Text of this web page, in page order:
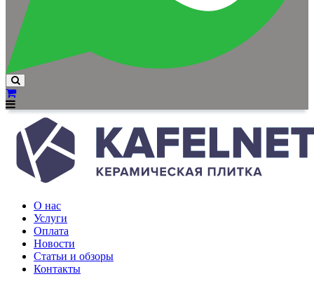
О нас
Услуги
Оплата
Новости
Статьи и обзоры
Контакты